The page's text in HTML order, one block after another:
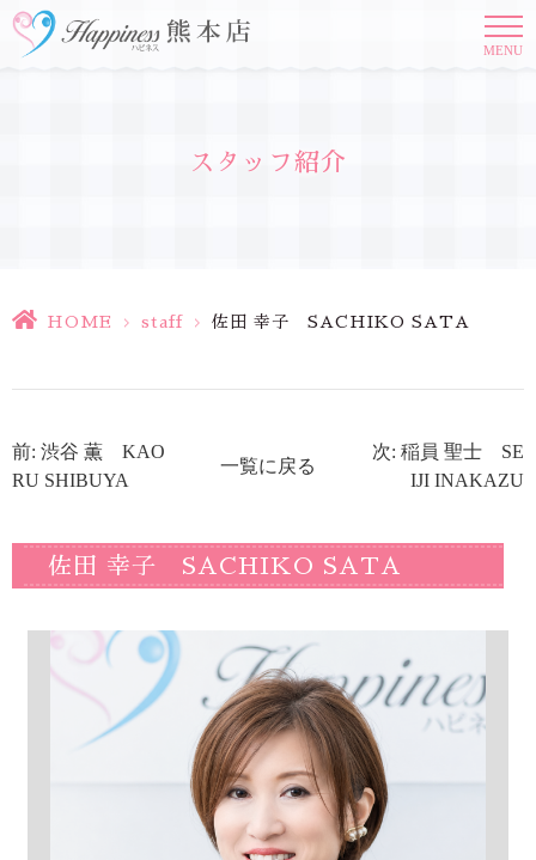
MENU
スタッフ紹介
HOME > staff > 佐田 幸子 SACHIKO SATA
前: 渋谷 薫 KAO
RU SHIBUYA
一覧に戻る
次: 稲員 聖士 SE
IJI INAKAZU
佐田 幸子 SACHIKO SATA